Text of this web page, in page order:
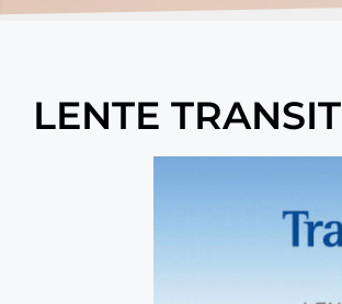
LENTE